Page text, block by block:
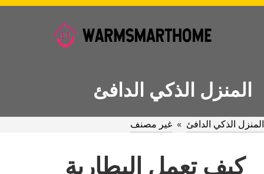
Skip
المنزل الذكي الدافئ
المنزل الذكي الدافئ » غير مصنف
كيف تعمل البطارية